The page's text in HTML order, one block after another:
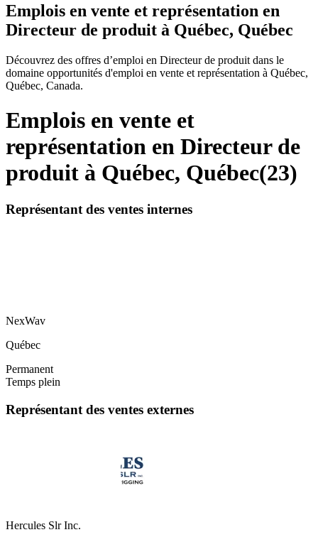
Emplois en vente et représentation en
Directeur de produit à Québec, Québec
Découvrez des offres d’emploi en Directeur de produit dans le
domaine opportunités d'emploi en vente et représentation à Québec,
Québec, Canada.
Emplois en vente et
représentation en Directeur de
produit à Québec, Québec(23)
Représentant des ventes internes
NexWav
Québec
Permanent
Temps plein
Représentant des ventes externes
Hercules Slr Inc.